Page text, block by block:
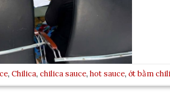
,Chilica,chilica sauce,hot sauce,ớt bằm